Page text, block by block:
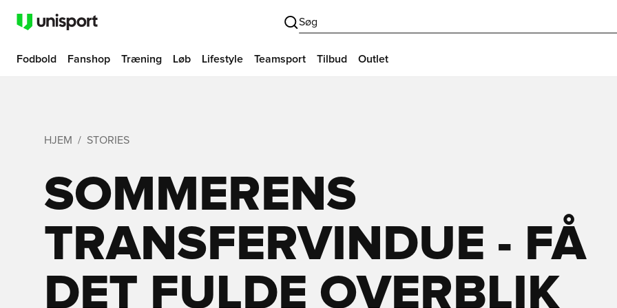
Søg
Fodbold Fanshop Træning Løb Lifestyle Teamsport Tilbud Outlet
HJEM STORIES
SOMMERENS
TRANSFERVINDUE - FÅ
DET FULDE OVERBLIK